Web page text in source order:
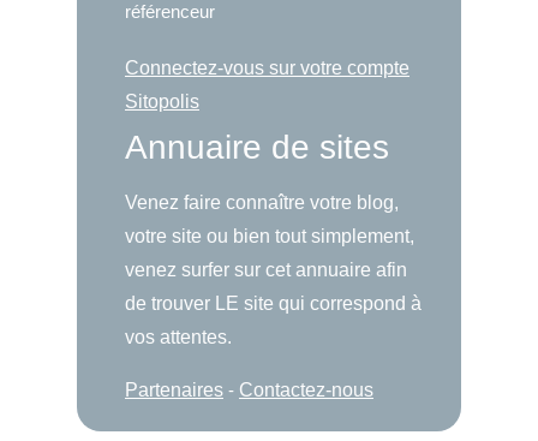
référenceur
Connectez-vous sur votre compte
Sitopolis
Annuaire de sites
Venez faire connaître votre blog,
votre site ou bien tout simplement,
venez surfer sur cet annuaire afin
de trouver LE site qui correspond à
vos attentes.
Partenaires - Contactez-nous